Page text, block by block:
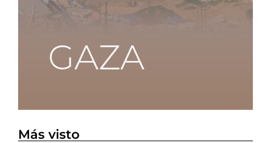
Más visto